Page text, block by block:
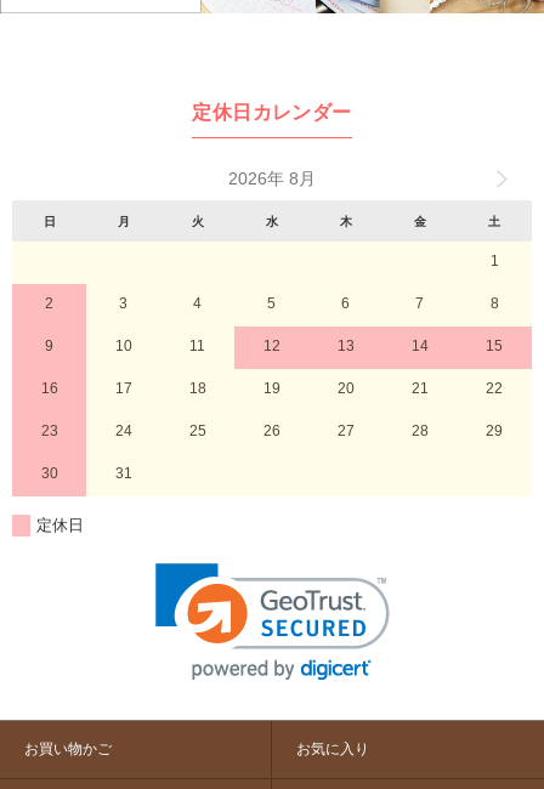
定休日カレンダー
2026年 8月
日 月 火 水 木 金 土
1
2 3 4 5 6 7 8
9 10 11 12 13 14 15
16 17 18 19 20 21 22
23 24 25 26 27 28 29
30 31
定休日
お買い物かご お気に入り